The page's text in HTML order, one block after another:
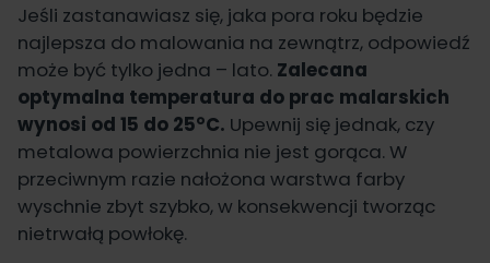
Jeśli zastanawiasz się, jaka pora roku będzie
najlepsza do malowania na zewnątrz, odpowiedź
może być tylko jedna – lato. Zalecana
optymalna temperatura do prac malarskich
wynosi od 15 do 25°C. Upewnij się jednak, czy
metalowa powierzchnia nie jest gorąca. W
przeciwnym razie nałożona warstwa farby
wyschnie zbyt szybko, w konsekwencji tworząc
nietrwałą powłokę.